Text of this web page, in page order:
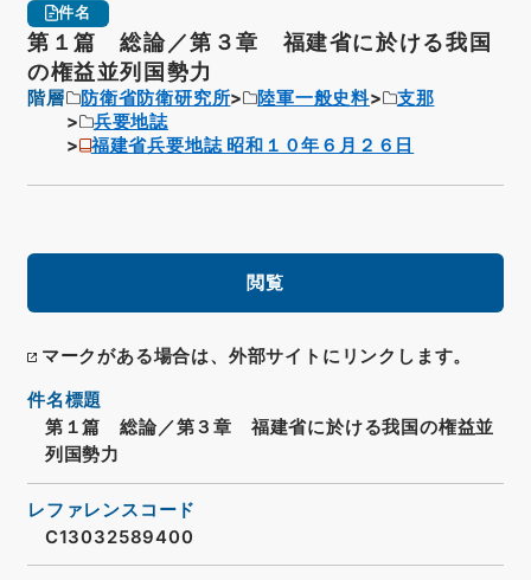
件名
第１篇 総論／第３章 福建省に於ける我国
の権益並列国勢力
階層 防衛省防衛研究所 陸軍一般史料
支那
兵要地誌
福建省兵要地誌 昭和１０年６月２６日
閲覧
マークがある場合は、外部サイトにリンクします。
件名標題
第１篇 総論／第３章 福建省に於ける我国の権益並
列国勢力
レファレンスコード
C13032589400